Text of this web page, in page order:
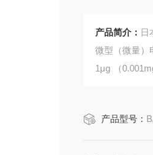
产品简介： 日
微型（微量）
1μg （
产品型号：